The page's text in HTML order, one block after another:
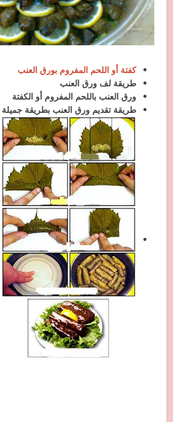
كفتة أو اللحم المفروم بورق العنب
طريقة لف ورق العنب
ورق العنب باللحم المفروم أو الكفتة
طريقة تقديم ورق العنب بطريقة جميلة